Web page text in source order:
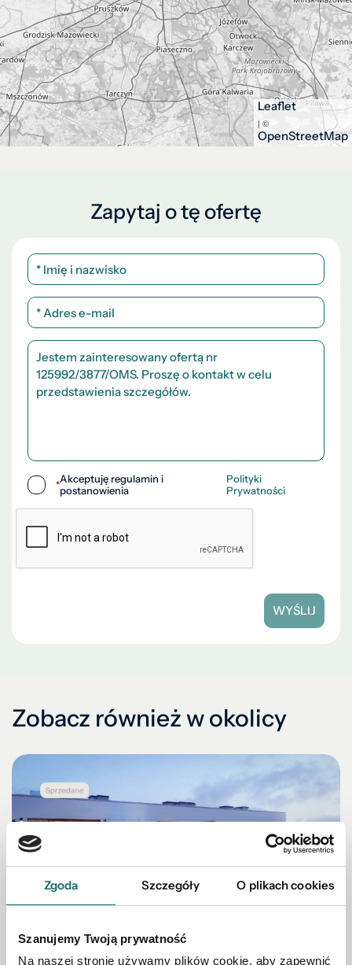
Zgoda Szczegóły O plikach cookies
Szanujemy Twoją prywatność
Na naszej stronie używamy plików cookie, aby zapewnić
Leaflet
| ©
OpenStreetMap
Zapytaj o tę ofertę
*Akceptuję regulamin i
postanowienia
Polityki
Prywatności
WYŚLIJ
Zobacz również w okolicy